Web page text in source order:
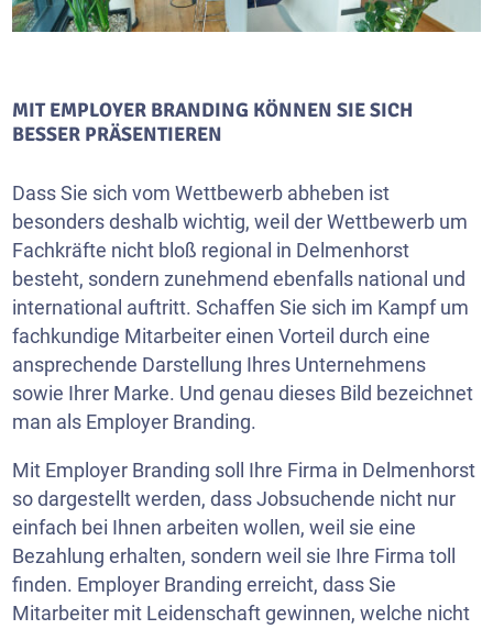
MIT EMPLOYER BRANDING KÖNNEN SIE SICH
BESSER PRÄSENTIEREN
Dass Sie sich vom Wettbewerb abheben ist
besonders deshalb wichtig, weil der Wettbewerb um
Fachkräfte nicht bloß regional in Delmenhorst
besteht, sondern zunehmend ebenfalls national und
international auftritt. Schaffen Sie sich im Kampf um
fachkundige Mitarbeiter einen Vorteil durch eine
ansprechende Darstellung Ihres Unternehmens
sowie Ihrer Marke. Und genau dieses Bild bezeichnet
man als Employer Branding.
Mit Employer Branding soll Ihre Firma in Delmenhorst
so dargestellt werden, dass Jobsuchende nicht nur
einfach bei Ihnen arbeiten wollen, weil sie eine
Bezahlung erhalten, sondern weil sie Ihre Firma toll
finden. Employer Branding erreicht, dass Sie
Mitarbeiter mit Leidenschaft gewinnen, welche nicht